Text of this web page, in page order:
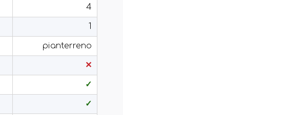
4
1
pianterreno
✕
✓
✓